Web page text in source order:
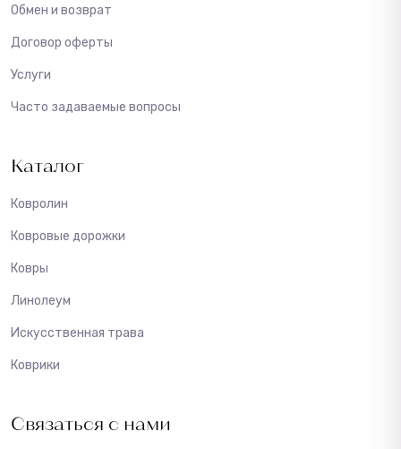
Обмен и возврат
Договор оферты
Услуги
Часто задаваемые вопросы
Каталог
Ковролин
Ковровые дорожки
Ковры
Линолеум
Искусственная трава
Коврики
Связаться с нами